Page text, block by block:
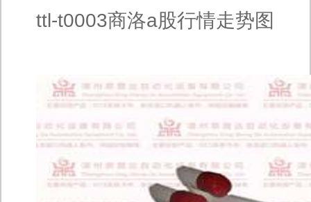
ttl-t0003商洛a股行情走势图